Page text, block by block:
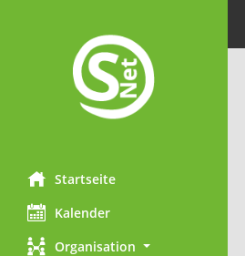
Startseite
Kalender
Organisation